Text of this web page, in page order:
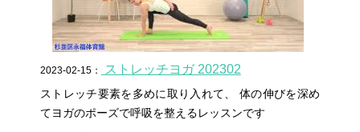
2023-02-15： ストレッチヨガ 202302
ストレッチ要素を多めに取り入れて、 体の伸びを深め
てヨガのポーズで呼吸を整えるレッスンです